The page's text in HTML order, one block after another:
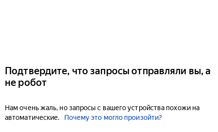
Подтвердите, что запросы отправляли вы, а
не робот
Нам очень жаль, но запросы с вашего устройства похожи на
автоматические.
Почему это могло произойти?